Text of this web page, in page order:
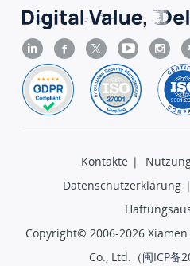
Kontakte |
Datenschutzerklärung |
Copyright© 2006-2026
Co., Ltd.（闽ICP备